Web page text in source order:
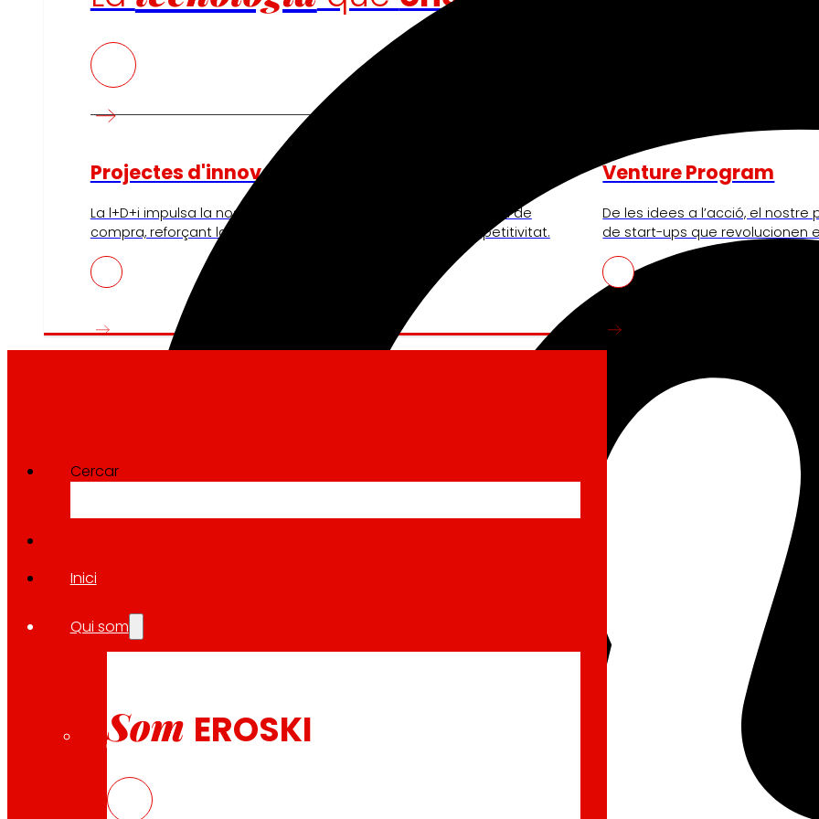
Projectes d'innovació
La l+D+i impulsa la nostra transformació, millorant l’experiència de
compra, reforçant la sostenibilitat i enfortint la nostra competitivitat.
Venture Program
De les idees a l’acció, el
de start-ups que revolucionen
Cercar
Inici
Qui som
Som EROSKI